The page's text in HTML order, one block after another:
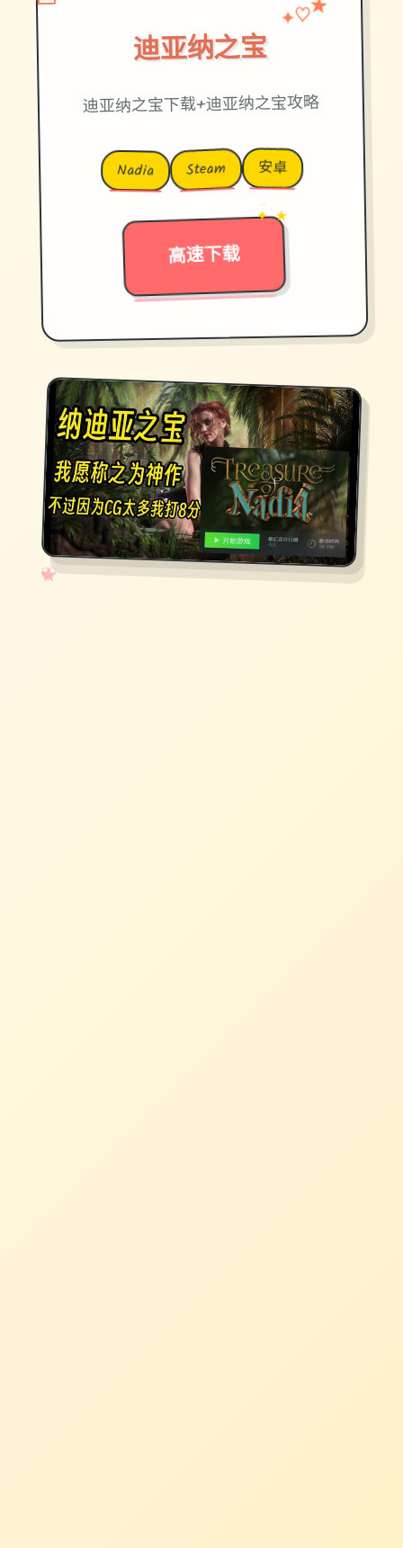
迪亚纳之宝
✦♡★
迪亚纳之宝下载+迪亚纳之宝攻略
Nadia Steam 安卓
高速下载
→
✦ ★
✧
♡
★
♥